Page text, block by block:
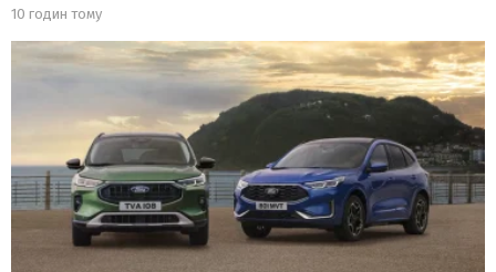
10 годин тому